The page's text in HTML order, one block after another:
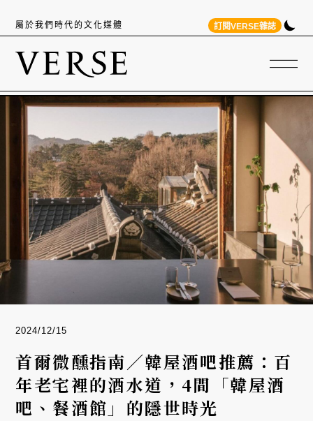
屬於我們時代的文化媒體 訂閱VERSE雜誌
2024/12/15
首爾微醺指南／韓屋酒吧推薦：百
年老宅裡的酒水道，4間「韓屋酒
吧、餐酒館」的隱世時光